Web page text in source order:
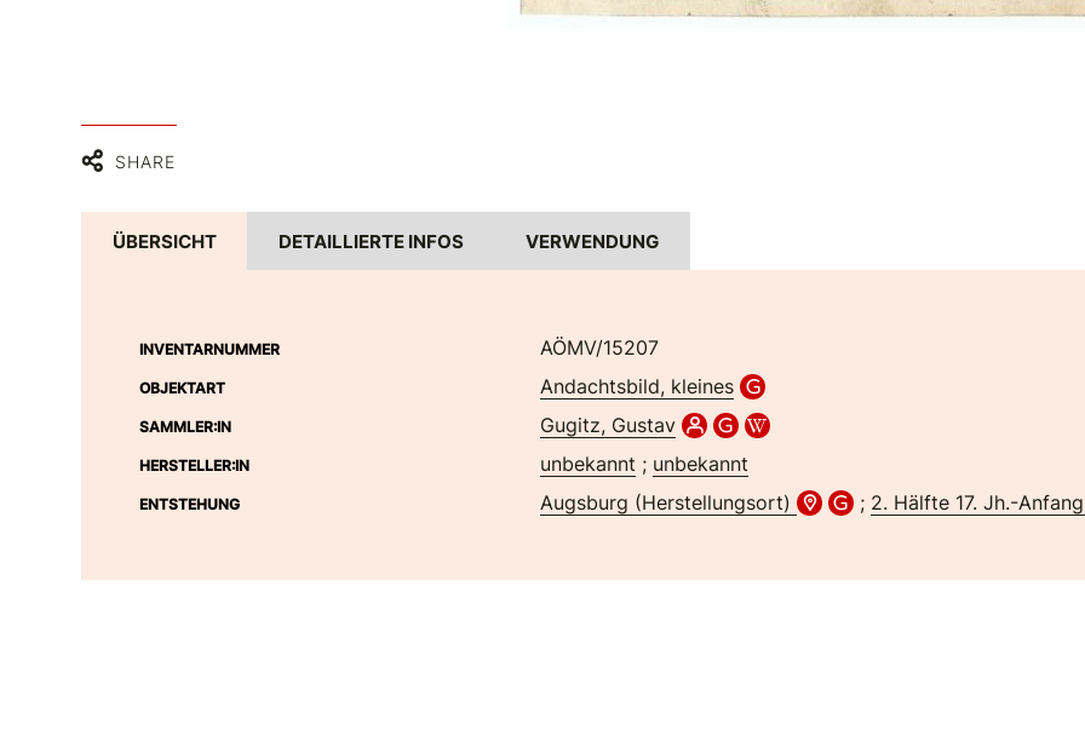
SHARE
ÜBERSICHT DETAILLIERTE INFOS VERWENDUNG
INVENTARNUMMER AÖMV/15207
OBJEKTART Andachtsbild, kleines
SAMMLER:IN Gugitz, Gustav
HERSTELLER:IN unbekannt ; unbekannt
ENTSTEHUNG Augsburg (Herstellungsort) ; 2. Hälfte 17. Jh.-